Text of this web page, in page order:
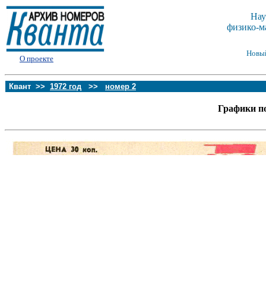
О проекте
физико-
Квант >> 1972 год >> номер 2
Графики